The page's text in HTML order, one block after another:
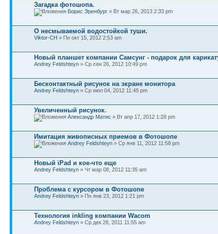
Загадка фотошопа.
Борис Эренбург » Вт мар 26, 2013 2:33 pm
О несмываемой водостойкой туши.
Viktor-CH » Пн окт 15, 2012 2:53 am
Новый планшет компании Самсунг - подарок для
Andrey Feldshteyn » Ср сен 26, 2012 10:49 pm
Бесконтактный рисунок на экране монитора
Andrey Feldshteyn » Ср июл 04, 2012 11:45 pm
Увеличенный рисунок.
Александр Матис » Вт апр 17, 2012 1:28 pm
Имитация живописных приемов в Фотошопе
Andrey Feldshteyn » Ср янв 11, 2012 11:58 pm
Новый iPad и кое-что еще
Andrey Feldshteyn » Чт мар 08, 2012 11:35 am
Проблема с курсором в Фотошопе
Andrey Feldshteyn » Пн янв 23, 2012 1:21 pm
Технология inkling компании Wacom
Andrey Feldshteyn » Ср дек 28, 2011 11:55 am